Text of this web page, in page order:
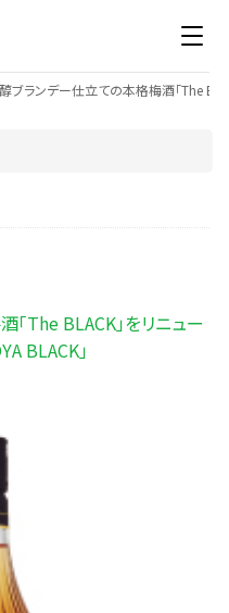
ブランデー仕立ての本格梅酒「The
The BLACK」をリニュー
BLACK」